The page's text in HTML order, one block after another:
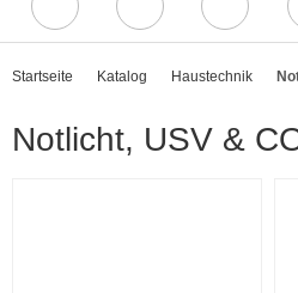
Startseite Katalog Haustechnik
Notlicht, USV &